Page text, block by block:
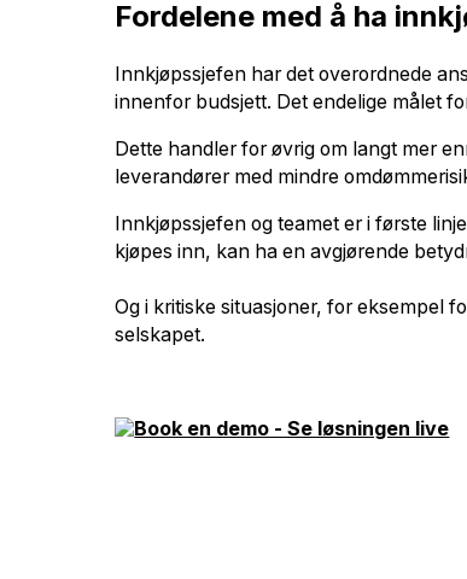
Fordelene med å ha
Innkjøpssjefen har det overordnede
innenfor budsjett. Det endelige målet
Dette handler for øvrig om langt mer
leverandører med mindre
Innkjøpssjefen og teamet er i første
kjøpes inn, kan ha en avgjørende
Og i kritiske situasjoner, for eksempel
selskapet.